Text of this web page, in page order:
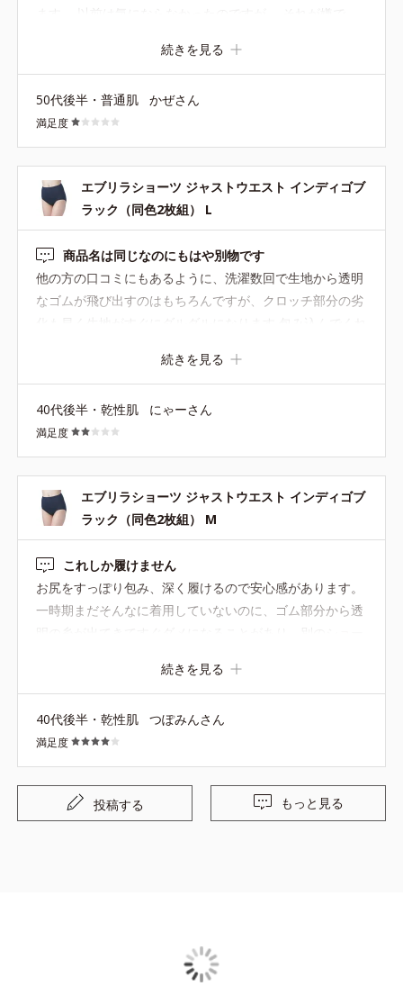
ます。 以前は気にならなかったのですが。 それが嫌で
続きを見る
50代後半・普通肌 かぜさん
満足度
エブリラショーツ ジャストウエスト インディゴブ
ラック（同色2枚組） L
商品名は同じなのにもはや別物です
他の方の口コミにもあるように、洗濯数回で生地から透明
なゴムが飛び出すのはもちろんですが、クロッチ部分の劣
したが、値上げしても良いので以前の品質のものに戻して
頂けたらと思うレベルです この商品に限らず、品質とか商
品のカラー展開についてユーザーの方からたくさん口コミ
があるにも関わらず、反映されず不満です
続きを見る
40代後半・乾性肌 にゃーさん
満足度
エブリラショーツ ジャストウエスト インディゴブ
ラック（同色2枚組） M
これしか履けません
お尻をすっぽり包み、深く履けるので安心感があります。
一時期まだそんなに着用していないのに、ゴム部分から透
明の糸が出てきてすぐダメになることがあり、別のショー
されていることに期待してにまた戻ってきました。 カラー
ブラックなので、ブラックも販売してもらえるといいなぁ
と思います。
続きを見る
40代後半・乾性肌 つぽみんさん
満足度
投稿する もっと見る